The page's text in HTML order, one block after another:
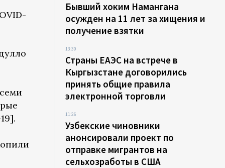
Бывший хоким Намангана
осужден на 11 лет за хищения и
получение взятки
13:30
Страны ЕАЭС на встрече в
Кыргызстане договорились
принять общие правила
электронной торговли
11:26
Узбекские чиновники
анонсировали проект по
отправке мигрантов на
сельхозработы в США